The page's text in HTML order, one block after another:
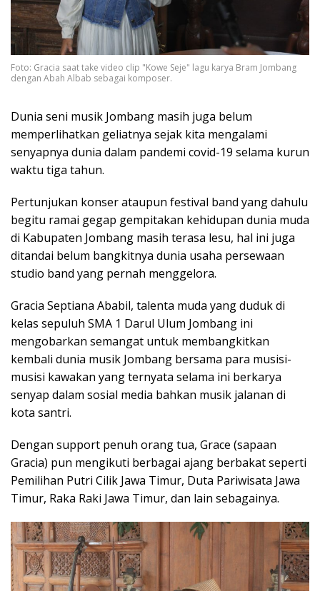
Foto: Gracia saat take video clip "Kowe Seje" lagu karya Bram Jombang
dengan Abah Albab sebagai komposer.
Dunia seni musik Jombang masih juga belum
memperlihatkan geliatnya sejak kita mengalami
senyapnya dunia dalam pandemi covid-19 selama kurun
waktu tiga tahun.
Pertunjukan konser ataupun festival band yang dahulu
begitu ramai gegap gempitakan kehidupan dunia muda
di Kabupaten Jombang masih terasa lesu, hal ini juga
ditandai belum bangkitnya dunia usaha persewaan
studio band yang pernah menggelora.
Gracia Septiana Ababil, talenta muda yang duduk di
kelas sepuluh SMA 1 Darul Ulum Jombang ini
mengobarkan semangat untuk membangkitkan
kembali dunia musik Jombang bersama para musisi-
musisi kawakan yang ternyata selama ini berkarya
senyap dalam sosial media bahkan musik jalanan di
kota santri.
Dengan support penuh orang tua, Grace (sapaan
Gracia) pun mengikuti berbagai ajang berbakat seperti
Pemilihan Putri Cilik Jawa Timur, Duta Pariwisata Jawa
Timur, Raka Raki Jawa Timur, dan lain sebagainya.